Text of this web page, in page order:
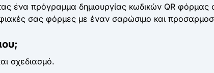
ένα πρόγραμμα δημιουργίας κωδικών QR φόρμας
σας φόρμες με έναν σαρώσιμο και
σχεδιασμό.